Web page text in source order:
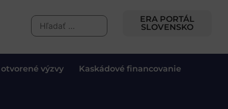
ERA PORTÁL
SLOVENSKO
výzvy Kaskádové financovanie